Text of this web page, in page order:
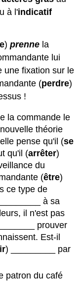
à l'indicatif
)prenne la
lui
une fixation sur le
(perdre)
!
la commande le
théorie
pense qu'il (se
qu'il (arrêter)
du
(être)
ce type de
à sa
il n'est pas
prouver
Est-il
) _________ par
patron du café